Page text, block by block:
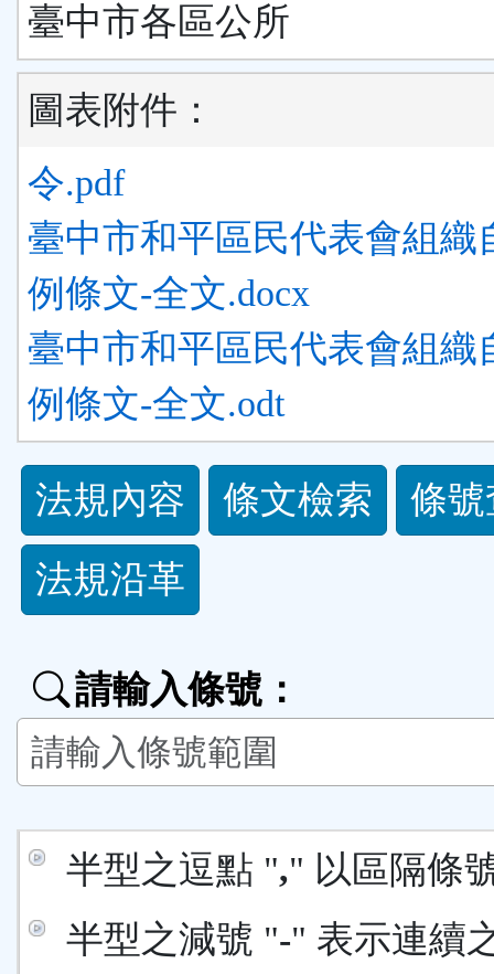
臺中市各區公所
圖表附件：
令.pdf
臺中市和平區民代表會組織
例條文-全文.docx
臺中市和平區民代表會組織
例條文-全文.odt
法
規
功
按
鈕
法規內容 條文檢索
條
法規沿革
請輸入條號：
半型之逗點 "," 以區隔條
半型之減號 "-" 表示連續